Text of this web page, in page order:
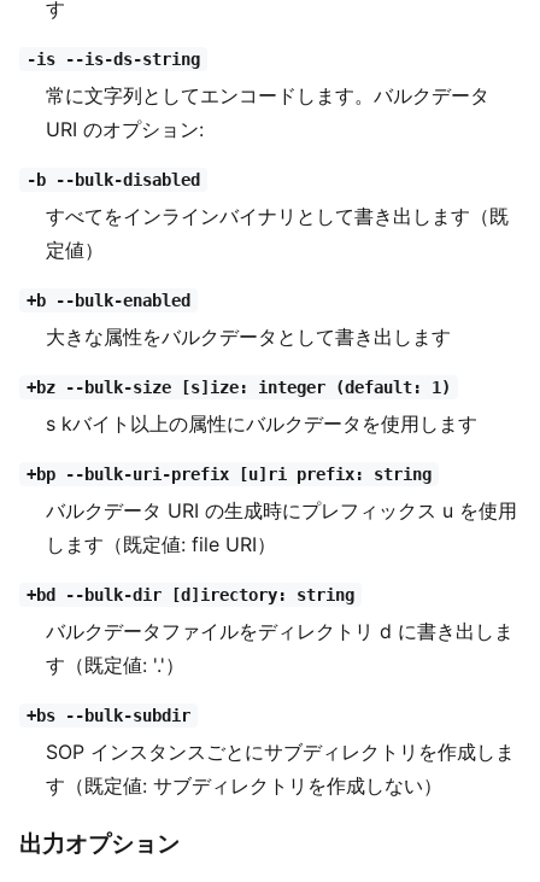
す
-is --is-ds-string
常に文字列としてエンコードします。バルクデータ
URI のオプション:
-b --bulk-disabled
すべてをインラインバイナリとして書き出します（既
定値）
+b --bulk-enabled
大きな属性をバルクデータとして書き出します
+bz --bulk-size [s]ize: integer (default: 1)
s kバイト以上の属性にバルクデータを使用します
+bp --bulk-uri-prefix [u]ri prefix: string
バルクデータ URI の生成時にプレフィックス u を使用
します（既定値: file URI）
+bd --bulk-dir [d]irectory: string
バルクデータファイルをディレクトリ d に書き出しま
す（既定値: '.'）
+bs --bulk-subdir
SOP インスタンスごとにサブディレクトリを作成しま
す（既定値: サブディレクトリを作成しない）
出力オプション